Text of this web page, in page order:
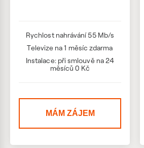
Rychlost nahrávání 55 Mb/s
Televize na 1 měsíc zdarma
Instalace: při smlouvě na 24
měsíců 0 Kč
MÁM ZÁJEM